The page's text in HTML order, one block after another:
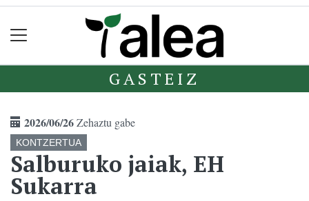
GASTEIZ
2026/06/26Zehaztu gabe
KONTZERTUA
Salburuko jaiak, EH
Sukarra